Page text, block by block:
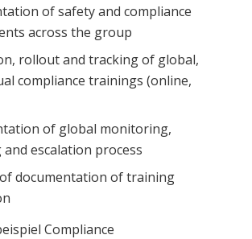
of safety and compliance
across the group
rollout and tracking of global,
compliance trainings (online,
of global monitoring,
escalation process
documentation of training
Compliance